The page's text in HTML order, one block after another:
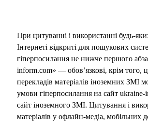
При цитуванні і використанні будь-
Інтернеті відкриті для пошукових
гіперпосилання не нижче першого
inform.com» — обов’язкові, крім того,
перекладів матеріалів іноземних ЗМІ
умови гіперпосилання на сайт ukraine-
сайт іноземного ЗМІ. Цитування і
матеріалів у офлайн-медіа, мобільних